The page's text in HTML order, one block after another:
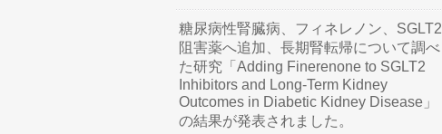
糖尿病性腎臓病、フィネレノン、SGLT2
阻害薬へ追加、長期腎転帰について調べ
た研究「Adding Finerenone to SGLT2
Inhibitors and Long-Term Kidney
Outcomes in Diabetic Kidney Disease」
の結果が発表されました。